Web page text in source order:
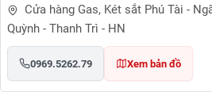
Cửa hàng Gas, Két sắt Phú Tài -
Quỳnh - Thanh Trì - HN
0969.5262.79 Xem bản đồ